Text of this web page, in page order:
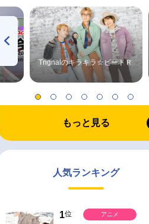
Trignalのキラキラ☆ビートＲ
もっと見る
人気ランキング
1位
アニメ